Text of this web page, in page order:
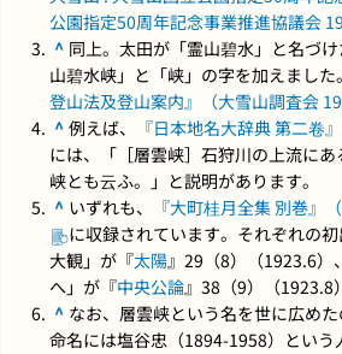
公園指定50周年記念事業推進協議会
^ 同上。太田が「霊山碧水」と名づ
山碧水峡」と「峡」の字を加えました。
登山法及登山案内』（大雪山調査会
^ 例えば、
『日本地名大辞典 第二卷
には、「［層雲峡］石狩川の上流に
峡とも云ふ。」と説明があります。
^ いずれも、
『大町桂月全集 別巻』
に収録されています。それぞれの
大観」が『太陽』29（8）（1923.6）
へ」が『中央公論』38（9）（1923.8
^ なお、層雲峡という名を世に広めた
命名には塩谷忠（1894-1958）という